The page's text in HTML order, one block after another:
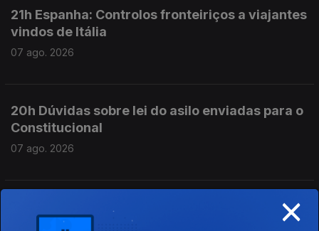
21h Espanha: Controlos fronteiriços a viajantes
vindos de Itália
07 ago. 2026
20h Dúvidas sobre lei do asilo enviadas para o
Constitucional
07 ago. 2026
estrangeiros
×